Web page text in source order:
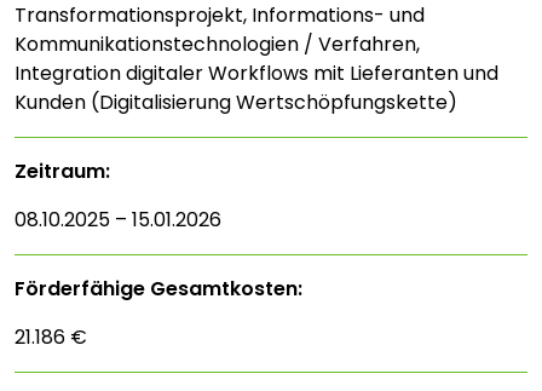
Transformationsprojekt, Informations- und
Kommunikationstechnologien / Verfahren,
Integration digitaler Workflows mit Lieferanten und
Kunden (Digitalisierung Wertschöpfungskette)
Zeitraum:
08.10.2025 – 15.01.2026
Förderfähige Gesamtkosten:
21.186 €